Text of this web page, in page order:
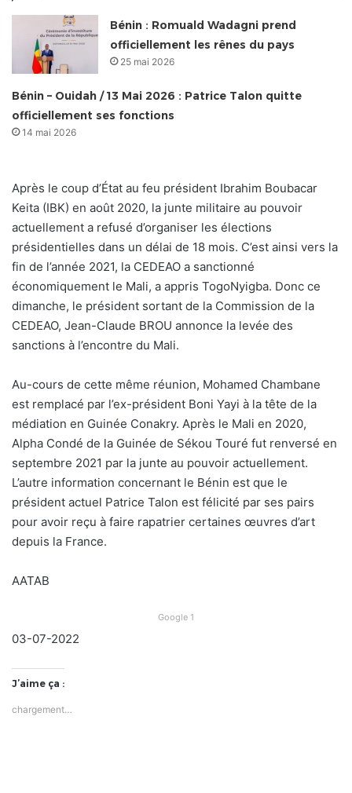
Bénin : Romuald Wadagni prend
officiellement les rênes du pays
25 mai 2026
Bénin – Ouidah / 13 Mai 2026 : Patrice Talon quitte
officiellement ses fonctions
14 mai 2026
Après le coup d’État au feu président Ibrahim Boubacar
Keita (IBK) en août 2020, la junte militaire au pouvoir
actuellement a refusé d’organiser les élections
présidentielles dans un délai de 18 mois. C’est ainsi vers la
fin de l’année 2021, la CEDEAO a sanctionné
économiquement le Mali, a appris TogoNyigba. Donc ce
dimanche, le président sortant de la Commission de la
CEDEAO, Jean-Claude BROU annonce la levée des
sanctions à l’encontre du Mali.
Au-cours de cette même réunion, Mohamed Chambane
est remplacé par l’ex-président Boni Yayi à la tête de la
médiation en Guinée Conakry. Après le Mali en 2020,
Alpha Condé de la Guinée de Sékou Touré fut renversé en
septembre 2021 par la junte au pouvoir actuellement.
L’autre information concernant le Bénin est que le
président actuel Patrice Talon est félicité par ses pairs
pour avoir reçu à faire rapatrier certaines œuvres d’art
depuis la France.
AATAB
Google 1
03-07-2022
J’aime ça :
chargement…